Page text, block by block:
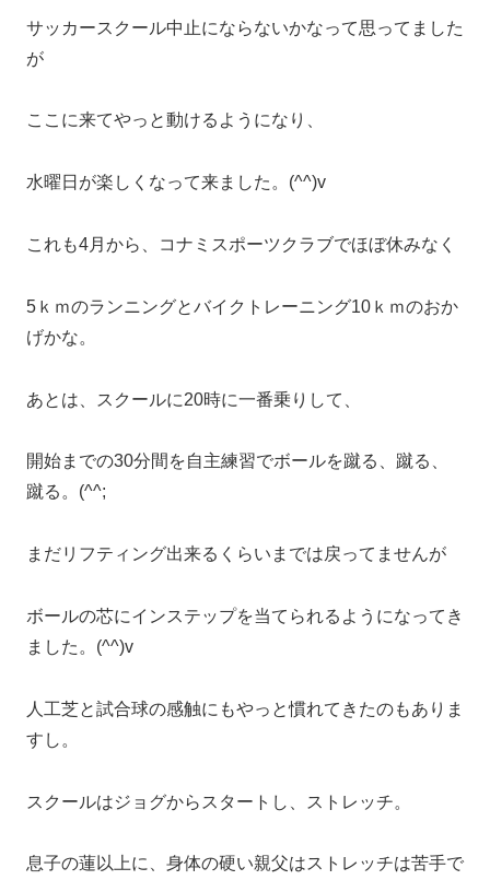
サッカースクール中止にならないかなって思ってました
が
ここに来てやっと動けるようになり、
水曜日が楽しくなって来ました。(^^)v
これも4月から、コナミスポーツクラブでほぼ休みなく
5ｋｍのランニングとバイクトレーニング10ｋｍのおか
げかな。
あとは、スクールに20時に一番乗りして、
開始までの30分間を自主練習でボールを蹴る、蹴る、
蹴る。(^^;
まだリフティング出来るくらいまでは戻ってませんが
ボールの芯にインステップを当てられるようになってき
ました。(^^)v
人工芝と試合球の感触にもやっと慣れてきたのもありま
すし。
スクールはジョグからスタートし、ストレッチ。
息子の蓮以上に、身体の硬い親父はストレッチは苦手で